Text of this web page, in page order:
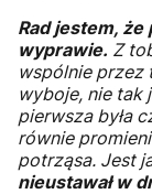
Rad jestem, że
wyprawie. Z
wspólnie przez
wyboje, nie tak
pierwsza była
równie
potrząsa. Jest
nieustawał w